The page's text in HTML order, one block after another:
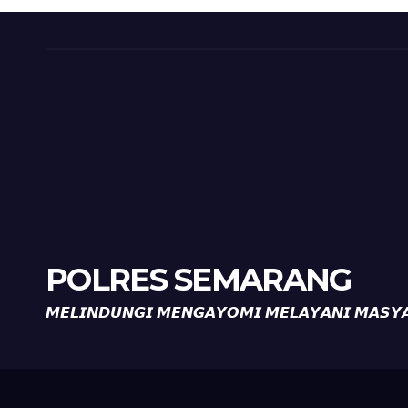
Kemarau.
POLRES SEMARANG
𝙈𝙀𝙇𝙄𝙉𝘿𝙐𝙉𝙂𝙄 𝙈𝙀𝙉𝙂𝘼𝙔𝙊𝙈𝙄 𝙈𝙀𝙇𝘼𝙔𝘼𝙉𝙄